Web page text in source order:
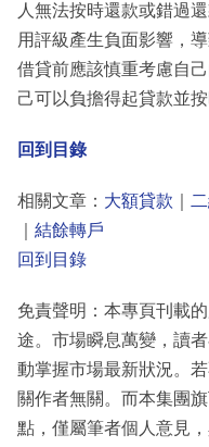
人無法按時還款或錯過
用評級產生負面影響，
借貸前應該慎重考慮自
己可以負擔得起貸款並按
回到目錄
相關文章： 大額貸款
結餘轉戶
回到目錄
免責聲明：本專頁刊載
途。市場瞬息萬變，讀
動掌握市場最新狀況。
關作者無關。而本集團
點，僅屬筆者個人意見